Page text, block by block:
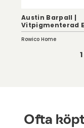
Austin Barpall |
Vitpigmenterad
Rowico Home
Ofta